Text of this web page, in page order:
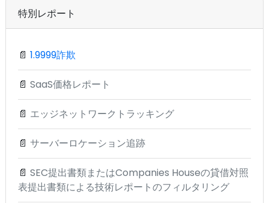
特別レポート
📄 1.9999詐欺
📄 SaaS価格レポート
📄 エッジネットワークトラッキング
📄 サーバーロケーション追跡
📄 SEC提出書類またはCompanies Houseの貸借対照
表提出書類による技術レポートのフィルタリング